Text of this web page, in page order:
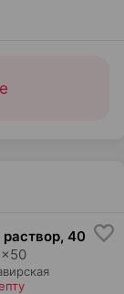
, 40
×50